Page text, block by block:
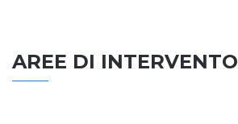
AREE DI INTERVENTO